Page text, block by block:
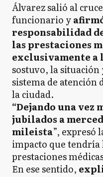
Álvarez salió al
funcionario y
responsabilidad
las prestaciones
exclusivamente a
sostuvo, la situación
sistema de atención
la ciudad.
“Dejando una vez
jubilados a
mileista”, expresó
impacto que tendría
prestaciones
En ese sentido,